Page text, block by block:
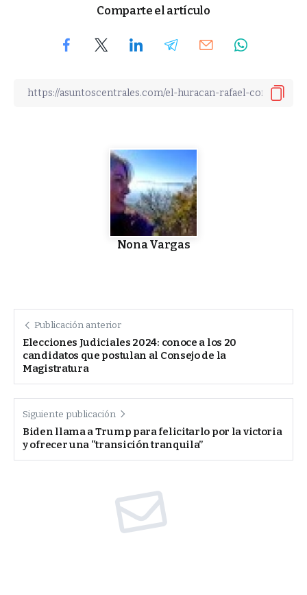
Comparte el artículo
Nona Vargas
Publicación anterior
Elecciones Judiciales 2024: conoce a los 20
candidatos que postulan al Consejo de la
Magistratura
Siguiente publicación
Biden llama a Trump para felicitarlo por la victoria
y ofrecer una “transición tranquila”